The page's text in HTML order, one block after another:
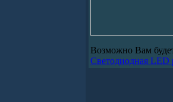
Возможно Вам
Светодиодная LED